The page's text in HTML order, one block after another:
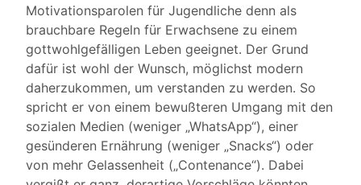
Motivationsparolen für Jugendliche denn als
brauchbare Regeln für Erwachsene zu einem
gottwohlgefälligen Leben geeignet. Der Grund
dafür ist wohl der Wunsch, möglichst modern
daherzukommen, um verstanden zu werden. So
spricht er von einem bewußteren Umgang mit den
sozialen Medien (weniger „WhatsApp“), einer
gesünderen Ernährung (weniger „Snacks“) oder
von mehr Gelassenheit („Contenance“). Dabei